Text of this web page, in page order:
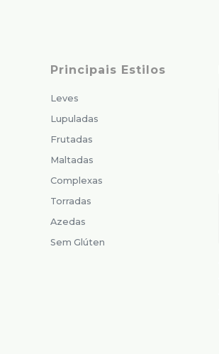
Principais Estilos
Leves
Lupuladas
Frutadas
Maltadas
Complexas
Torradas
Azedas
Sem Glúten